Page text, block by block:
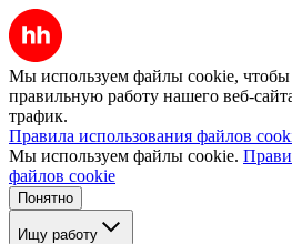
Мы используем файлы cookie, чтобы
правильную работу нашего веб-
трафик.
Правила использования файлов
Мы используем файлы cookie.
файлов cookie
Понятно
Ищу работу